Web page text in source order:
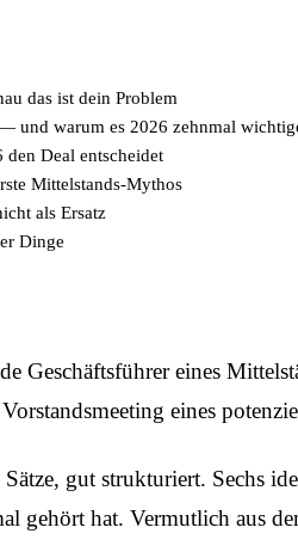
das ist dein Problem
und warum es 2026 zehnmal
den Deal entscheidet
Mittelstands-Mythos
als Ersatz
Dinge
Geschäftsführer eines
eines
gut strukturiert. Sechs
gehört hat. Vermutlich aus